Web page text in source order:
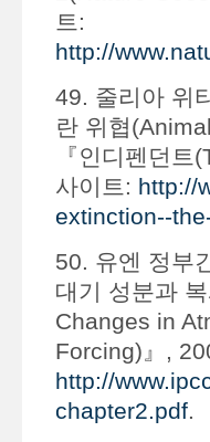
트:
http://
49. 줄리아 위
란 위협
『인디펜던
사이트: http://
extinction--
50. 유엔 정부
대기 성분과
Changes in
Forcing)』,
http://
chapter2.pdf.